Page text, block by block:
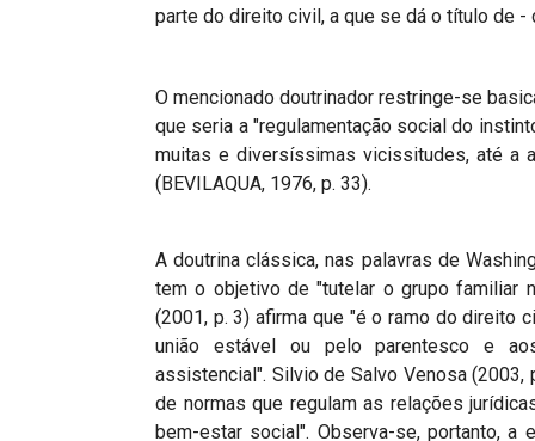
parte do direito civil, a que se dá o título de -
O mencionado doutrinador restringe-se
que seria a "regulamentação social do
muitas e diversíssimas vicissitudes, até a
(BEVILAQUA, 1976, p. 33).
A doutrina clássica, nas palavras de
tem o objetivo de "tutelar o grupo familiar
(2001, p. 3) afirma que "é o ramo do direito
união estável ou pelo parentesco e
assistencial". Silvio de Salvo Venosa
de normas que regulam as relações
bem-estar social". Observa-se, portanto,